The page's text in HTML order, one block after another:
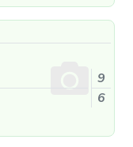
9
6